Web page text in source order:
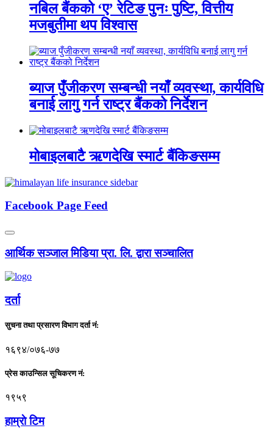
नबिल बैंकको ‘ए’ रेटिङ पुनः पुष्टि, वित्तीय
मजबुतीमा थप विश्वास
ब्याज पुँजीकरण सम्बन्धी नयाँ व्यवस्था, कार्यविधि
बनाई लागु गर्न राष्ट्र बैंकको निर्देशन
मोबाइलबाटै ऋणदेखि स्मार्ट बैंकिङसम्म
Facebook Page Feed
आर्थिक सञ्जाल मिडिया प्रा. लि. द्वारा सञ्चालित
दर्ता
सुचना तथा प्रसारण विभाग दर्ता नं:
१६९४/०७६-७७
प्रेस काउन्सिल सूचिकरण नं:
१९५९
हाम्राे टिम